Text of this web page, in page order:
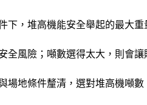
下，堆高機能安全舉起的最大
全風險；噸數選得太大，則會
場地條件釐清，選對堆高機噸